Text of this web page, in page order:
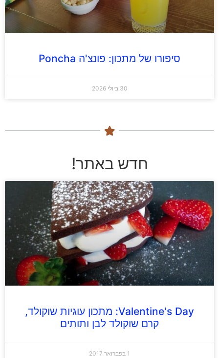
סיפורו של מתכון: פונצ'ה Poncha
30 ביולי 2026
חדש באתר!
Valentine's Day: מתכון עוגיות שוקולד,
קרם שוקולד לבן ותותים
1 בפברואר 2017